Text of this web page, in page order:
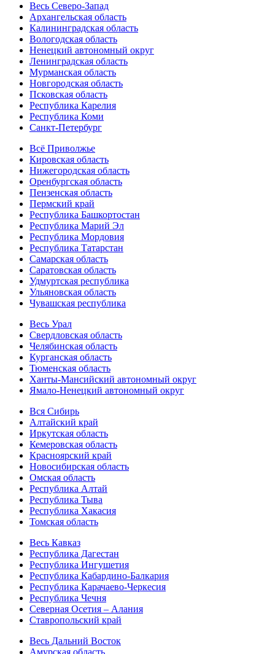
Весь Северо-Запад
Архангельская область
Калининградская область
Вологодская область
Ненецкий автономный округ
Ленинградская область
Мурманская область
Новгородская область
Псковская область
Республика Карелия
Республика Коми
Санкт-Петербург
Всё Приволжье
Кировская область
Нижегородская область
Оренбургская область
Пензенская область
Пермский край
Республика Башкортостан
Республика Марий Эл
Республика Мордовия
Республика Татарстан
Самарская область
Саратовская область
Удмуртская республика
Ульяновская область
Чувашская республика
Весь Урал
Свердловская область
Челябинская область
Курганская область
Тюменская область
Ханты-Мансийский автономный округ
Ямало-Ненецкий автономный округ
Вся Сибирь
Алтайский край
Иркутская область
Кемеровская область
Красноярский край
Новосибирская область
Омская область
Республика Алтай
Республика Тыва
Республика Хакасия
Томская область
Весь Кавказ
Республика Дагестан
Республика Ингушетия
Республика Кабардино-Балкария
Республика Карачаево-Черкесия
Республика Чечня
Северная Осетия – Алания
Ставропольский край
Весь Дальний Восток
Амурская область